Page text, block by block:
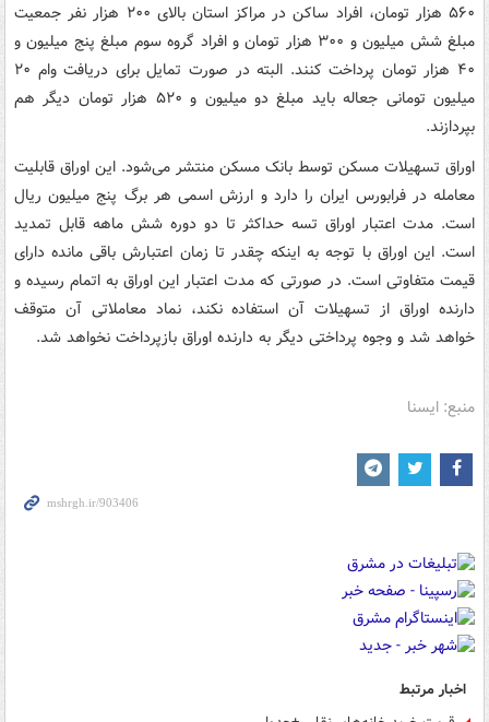
۵۶۰ هزار تومان، افراد ساکن در مراکز استان بالای ۲۰۰ هزار نفر جمعیت
مبلغ شش میلیون و ۳۰۰ هزار تومان و افراد گروه سوم مبلغ پنج میلیون و
۴۰ هزار تومان پرداخت کنند. البته در صورت تمایل برای دریافت وام ۲۰
میلیون تومانی جعاله باید مبلغ دو میلیون و ۵۲۰ هزار تومان دیگر هم
بپردازند.
اوراق تسهیلات مسکن توسط بانک مسکن منتشر می‌شود. این اوراق قابلیت
معامله در فرابورس ایران را دارد و ارزش اسمی هر برگ پنج میلیون ریال
است. مدت اعتبار اوراق تسه حداکثر تا دو دوره شش ماهه قابل تمدید
است. این اوراق با توجه به اینکه چقدر تا زمان اعتبارش باقی مانده دارای
قیمت متفاوتی است. در صورتی که مدت اعتبار این اوراق به اتمام رسیده و
دارنده اوراق از تسهیلات آن استفاده نکند، نماد معاملاتی آن متوقف
خواهد شد و وجوه پرداختی دیگر به دارنده اوراق بازپرداخت نخواهد شد.
منبع: ایسنا
اخبار مرتبط